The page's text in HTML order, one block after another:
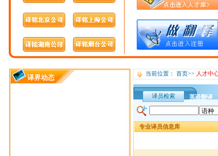
译界动态
当前位置： 首页>> 人才中
译员检索 英语翻译
专业译员信息库